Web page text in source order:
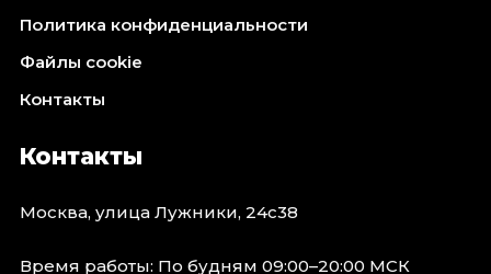
Политика конфиденциальности
Файлы cookie
Контакты
Контакты
Москва, улица Лужники, 24с38
Время работы: По будням 09:00–20:00 МСК